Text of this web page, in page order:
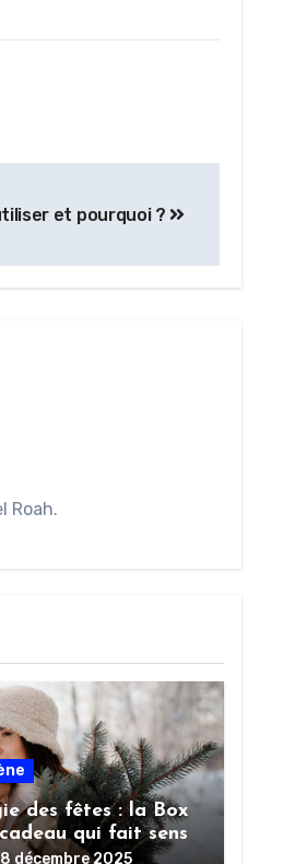
et pourquoi ?
Roah.
des fêtes : la Box
qui fait sens
8 décembre 2025